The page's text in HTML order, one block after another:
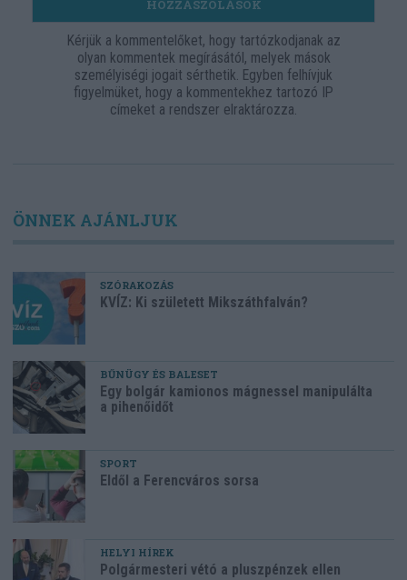
HOZZÁSZÓLÁSOK
Kérjük a kommentelőket, hogy tartózkodjanak az
olyan kommentek megírásától, melyek mások
személyiségi jogait sérthetik. Egyben felhívjuk
figyelmüket, hogy a kommentekhez tartozó IP
címeket a rendszer elraktározza.
ÖNNEK AJÁNLJUK
SZÓRAKOZÁS
KVÍZ: Ki született Mikszáthfalván?
BŰNÜGY ÉS BALESET
Egy bolgár kamionos mágnessel manipulálta
a pihenőidőt
SPORT
Eldől a Ferencváros sorsa
HELYI HÍREK
Polgármesteri vétó a pluszpénzek ellen